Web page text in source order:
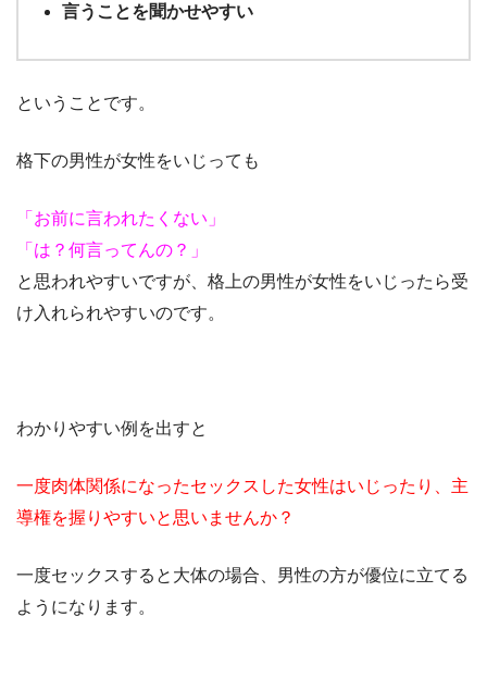
言うことを聞かせやすい
ということです。
格下の男性が女性をいじっても
「お前に言われたくない」
「は？何言ってんの？」
と思われやすいですが、格上の男性が女性をいじったら受
け入れられやすいのです。
わかりやすい例を出すと
一度肉体関係になったセックスした女性はいじったり、主
導権を握りやすいと思いませんか？
一度セックスすると大体の場合、男性の方が優位に立てる
ようになります。